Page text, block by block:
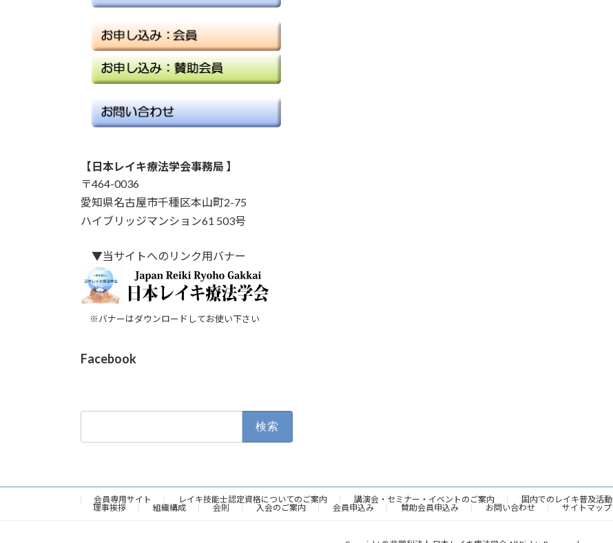
【日本レイキ療法学会事務局 】
〒464-0036
愛知県名古屋市千種区本山町2-75
ハイブリッジマンション61 503号
▼当サイトへのリンク用バナー
※バナーはダウンロードしてお使い下さい
Facebook
会員専用サイト レイキ技能士認定資格についてのご案内 講演会・セミナー・イベントのご案内 国内でのレイキ普及活動
理事挨拶
組織構成 会則 入会のご案内 会員申込み 賛助会員申込み お問い合わせ サイトマップ